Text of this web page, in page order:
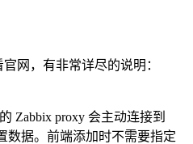
网，有非常详尽的说明：
Zabbix proxy 会主动连接到
数据。前端添加时不需要指定